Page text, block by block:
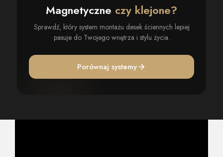
Magnetyczne czy klejone?
Sprawdź, który system montażu desek ściennych lepiej
pasuje do Twojego wnętrza i stylu życia.
Porównaj systemy